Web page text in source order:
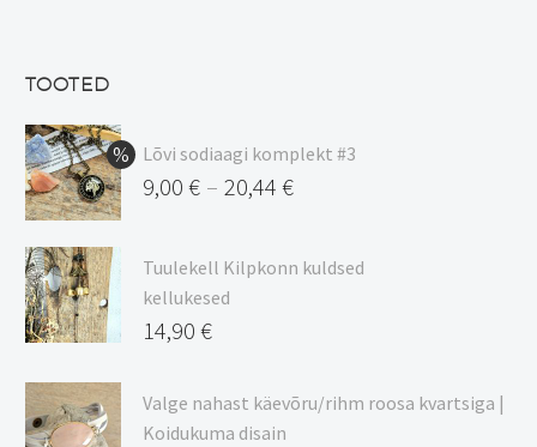
TOOTED
Lõvi sodiaagi komplekt #3
9,00 € – 20,44 €
9,00 €
kuni
20,44 €
Tuulekell Kilpkonn kuldsed
kellukesed
14,90 €
Valge nahast käevõru/rihm roosa kvartsiga |
Koidukuma disain